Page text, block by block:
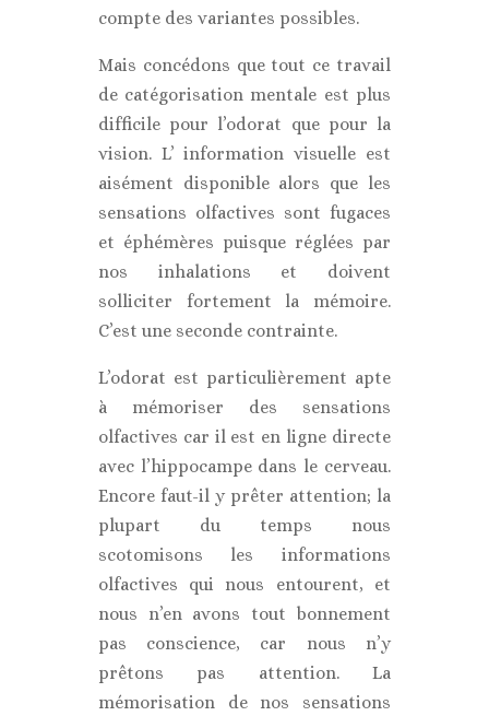
compte des variantes possibles.
Mais concédons que tout ce travail
de catégorisation mentale est plus
difficile pour l’odorat que pour la
vision. L’ information visuelle est
aisément disponible alors que les
sensations olfactives sont fugaces
et éphémères puisque réglées par
nos inhalations et doivent
solliciter fortement la mémoire.
C’est une seconde contrainte.
L’odorat est particulièrement apte
à mémoriser des sensations
olfactives car il est en ligne directe
avec l’hippocampe dans le cerveau.
Encore faut-il y prêter attention; la
plupart du temps nous
scotomisons les informations
olfactives qui nous entourent, et
nous n’en avons tout bonnement
pas conscience, car nous n’y
prêtons pas attention. La
mémorisation de nos sensations